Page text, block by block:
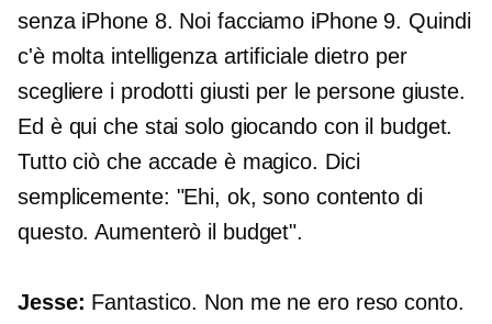
senza iPhone 8. Noi facciamo iPhone 9. Quindi
c'è molta intelligenza artificiale dietro per
scegliere i prodotti giusti per le persone giuste.
Ed è qui che stai solo giocando con il budget.
Tutto ciò che accade è magico. Dici
semplicemente: "Ehi, ok, sono contento di
questo. Aumenterò il budget".
Jesse: Fantastico. Non me ne ero reso conto.